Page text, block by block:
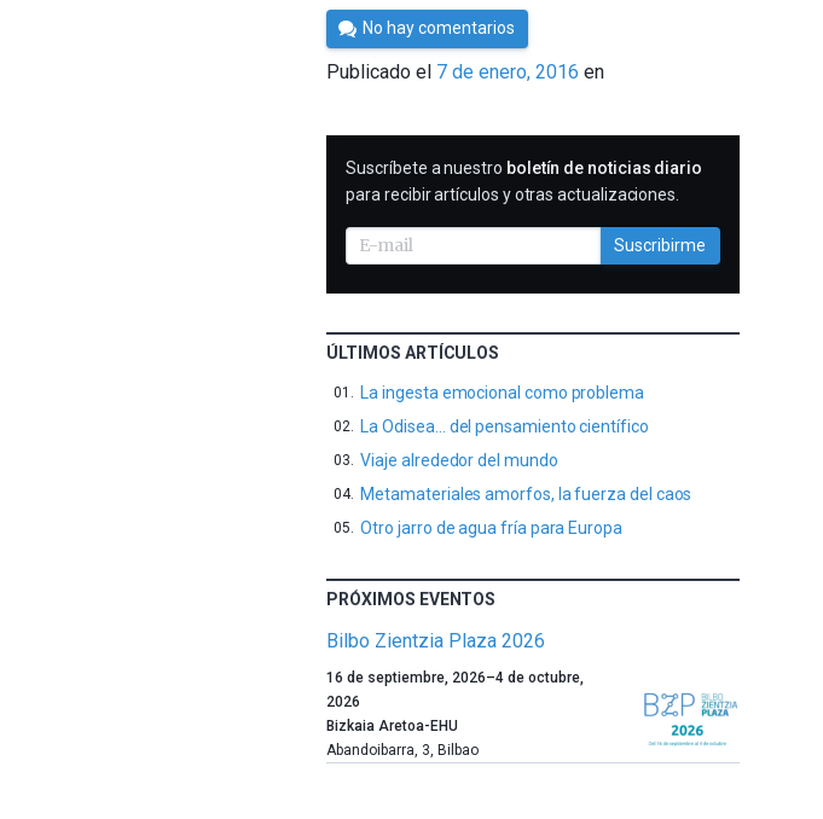
Por
César
Tomé
No hay comentarios
Publicado el 7 de enero, 2016 en
SUSCRIBIRME
Suscríbete a nuestro boletín de noticias diario
para recibir artículos y otras actualizaciones.
Suscribirme
ÚLTIMOS ARTÍCULOS
La ingesta emocional como problema
La Odisea… del pensamiento científico
Viaje alrededor del mundo
Metamateriales amorfos, la fuerza del caos
Otro jarro de agua fría para Europa
PRÓXIMOS EVENTOS
Bilbo Zientzia Plaza 2026
Un
año
más,
Bilbao
16 de septiembre, 2026–4 de octubre,
2026
Bizkaia Aretoa-EHU
Abandoibarra, 3, Bilbao